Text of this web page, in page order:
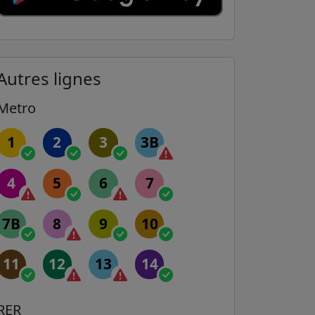
lignes
1 2 3 3B
4 5 6 7
7B 8 9 10
11 12 13 14